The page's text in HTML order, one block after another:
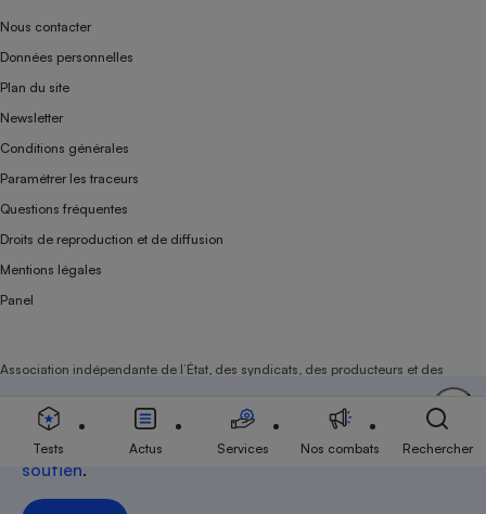
Soutenez-nous
Aujourd'hui plus que jamais, nous comptons sur
votre
soutien.
Nous contacter
Données personnelles
Plan du site
Newsletter
Conditions générales
Paramétrer les traceurs
Questions fréquentes
Droits de reproduction et de diffusion
Mentions légales
Panel
Association indépendante de l’État, des syndicats, des producteurs et des
Tests Actus Services Nos combats Rechercher